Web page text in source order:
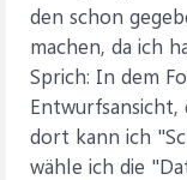
den schon
machen, da ich
Sprich: In dem
Entwurfsansicht,
dort kann ich
wähle ich die